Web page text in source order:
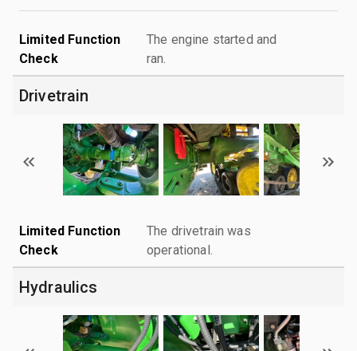
Limited Function
Check
The engine started and
ran.
Drivetrain
Limited Function
Check
The drivetrain was
operational.
Hydraulics